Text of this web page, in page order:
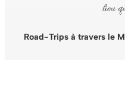
lieu
Road-Trips à travers le